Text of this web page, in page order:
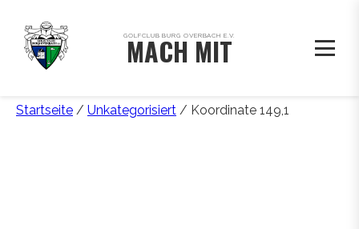
GOLFCLUB BURG OVERBACH E.V.
MACH MIT
Startseite / Unkategorisiert / Koordinate 149,1